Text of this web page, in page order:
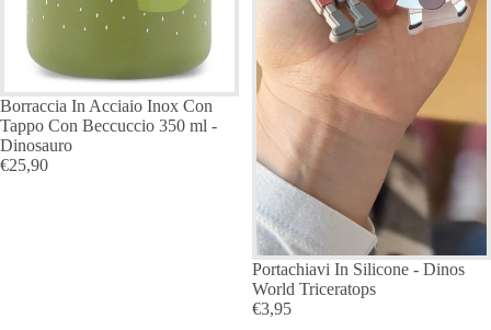
Borraccia In Acciaio Inox Con
Tappo Con Beccuccio 350 ml -
Dinosauro
€25,90
Portachiavi In Silicone - Dinos
World Triceratops
€3,95